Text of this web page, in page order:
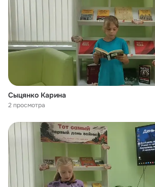
Сыцянко Карина
2 просмотра